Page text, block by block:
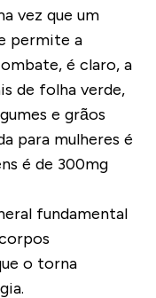
vez que um
permite a
é claro, a
de folha verde,
e grãos
para mulheres é
é de 300mg
fundamental
o torna